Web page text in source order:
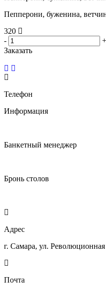
Пепперони, буженина,
320
-
+
Заказать
Телефон
Информация
Банкетный менеджер
Бронь столов
Адрес
г. Самара, ул.
Почта